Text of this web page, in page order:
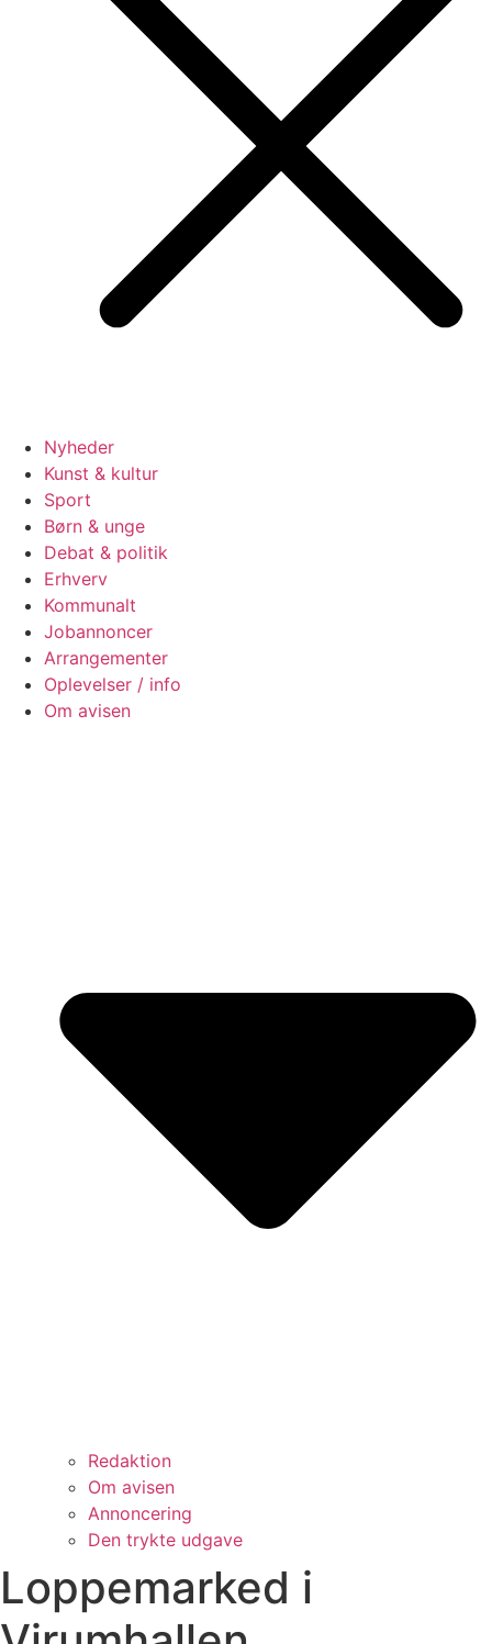
Nyheder
Kunst & kultur
Sport
Børn & unge
Debat & politik
Erhverv
Kommunalt
Jobannoncer
Arrangementer
Oplevelser / info
Om avisen
Redaktion
Om avisen
Annoncering
Den trykte udgave
Loppemarked i